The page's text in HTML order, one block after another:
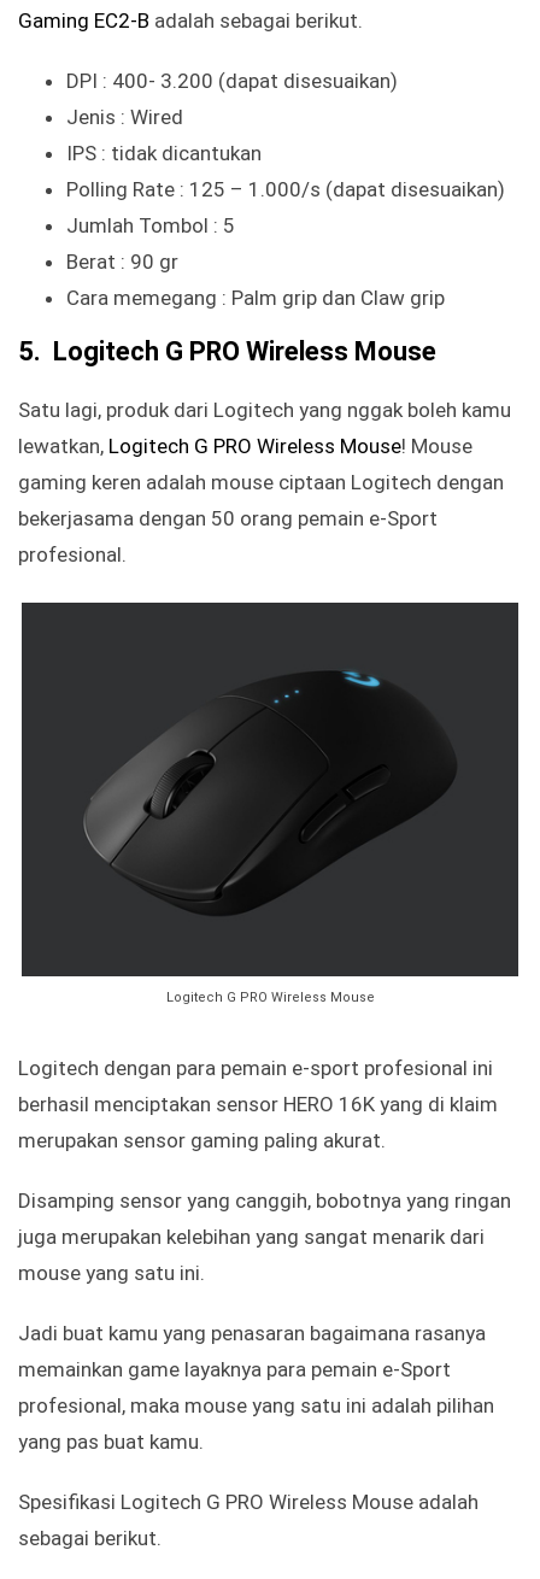
Gaming EC2-B adalah sebagai berikut.
DPI : 400- 3.200 (dapat disesuaikan)
Jenis : Wired
IPS : tidak dicantukan
Polling Rate : 125 – 1.000/s (dapat disesuaikan)
Jumlah Tombol : 5
Berat : 90 gr
Cara memegang : Palm grip dan Claw grip
5. Logitech G PRO Wireless Mouse
Satu lagi, produk dari Logitech yang nggak boleh kamu
lewatkan, Logitech G PRO Wireless Mouse! Mouse
gaming keren adalah mouse ciptaan Logitech dengan
bekerjasama dengan 50 orang pemain e-Sport
profesional.
Logitech G PRO Wireless Mouse
Logitech dengan para pemain e-sport profesional ini
berhasil menciptakan sensor HERO 16K yang di klaim
merupakan sensor gaming paling akurat.
Disamping sensor yang canggih, bobotnya yang ringan
juga merupakan kelebihan yang sangat menarik dari
mouse yang satu ini.
Jadi buat kamu yang penasaran bagaimana rasanya
memainkan game layaknya para pemain e-Sport
profesional, maka mouse yang satu ini adalah pilihan
yang pas buat kamu.
Spesifikasi Logitech G PRO Wireless Mouse adalah
sebagai berikut.